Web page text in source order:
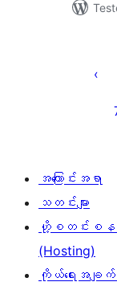
စာမျ
အကြောင်းအရာ
သတင်းများ
ဟို့စတင်းစ
(Hosting)
ကိုယ်ရေးအခ